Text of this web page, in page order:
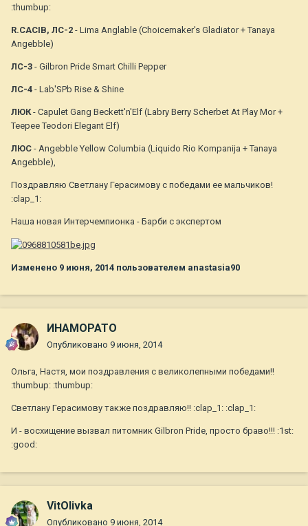
:thumbup:
R.CACIB, ЛС-2 - Lima Anglable (Choicemaker's Gladiator + Tanaya
Angebble)
ЛС-3 - Gilbron Pride Smart Chilli Pepper
ЛС-4 - Lab'SPb Rise & Shine
ЛЮК- Capulet Gang Beckett'n'Elf (Labry Berry Scherbet At Play Mor +
Teepee Teodori Elegant Elf)
ЛЮC - Angebble Yellow Columbia (Liquido Rio Kompanija + Tanaya
Angebble),
Поздравляю Светлану Герасимову с победами ее мальчиков!
:clap_1:
Наша новая Интерчемпионка - Барби с экспертом
Изменено 9 июня, 2014 пользователем anastasia90
ИНАМОРАТО
Опубликовано 9 июня, 2014
Ольга, Настя, мои поздравления с великолепными победами!!
:thumbup: :thumbup:
Светлану Герасимову также поздравляю!! :clap_1: :clap_1:
И - восхищение вызвал питомник Gilbron Pride, просто браво!!! :1st:
:good:
VitOlivka
Опубликовано 9 июня, 2014